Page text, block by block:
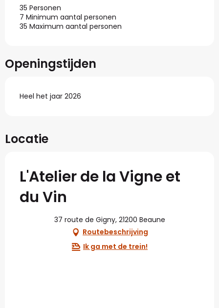
35 Personen
7 Minimum aantal personen
35 Maximum aantal personen
Openingstijden
Heel het jaar 2026
Locatie
L'Atelier de la Vigne et
du Vin
37 route de Gigny, 21200 Beaune
Routebeschrijving
Ik ga met de trein!